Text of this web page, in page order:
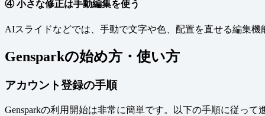
④ 小さな修正は手動編集を使う
AIスライドなどでは、手動で文字や色、配置を直せる編集
Gensparkの始め方・使い方
アカウント登録の手順
Gensparkの利用開始は非常に簡単です。以下の手順に従って